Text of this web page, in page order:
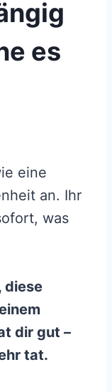
es
eine
an. Ihr
was
diese
dir gut –
tat.